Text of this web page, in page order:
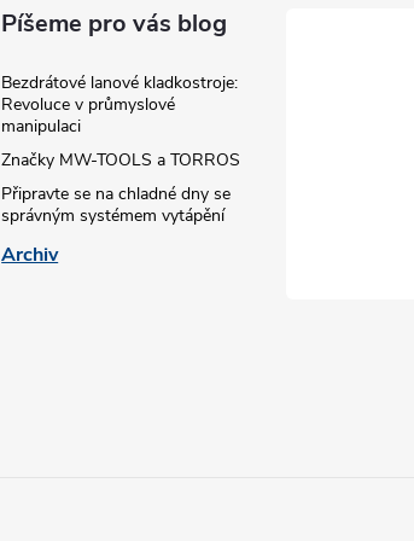
Píšeme pro vás blog
Bezdrátové lanové kladkostroje:
Revoluce v průmyslové
manipulaci
Značky MW-TOOLS a TORROS
Připravte se na chladné dny se
správným systémem vytápění
Archiv